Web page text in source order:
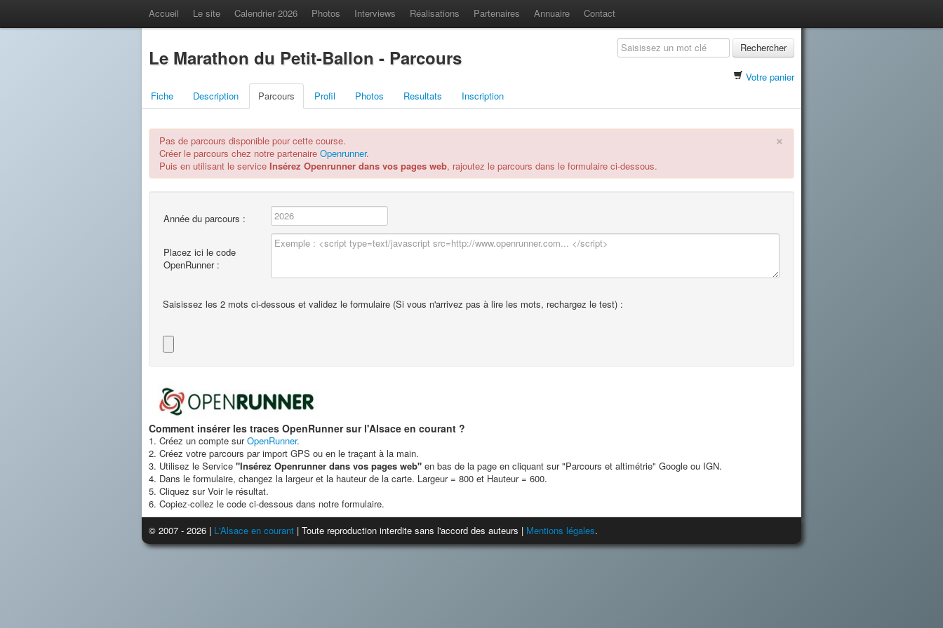
Accueil Le site Calendrier 2026 Photos Interviews Réalisations Partenaires Annuaire Contact
Le Marathon du Petit-Ballon - Parcours Rechercher
Votre panier
Fiche
Description Parcours Profil Photos Resultats Inscription
×
Pas de parcours disponible pour cette course.
Créer le parcours chez notre partenaire Openrunner.
Puis en utilisant le service Insérez Openrunner dans vos pages web, rajoutez le parcours dans le formulaire ci-dessous.
Année du parcours :
Placez ici le code
OpenRunner :
Saisissez les 2 mots ci-dessous et validez le formulaire (Si vous n'arrivez pas à lire les mots, rechargez le test) :
Comment insérer les traces OpenRunner sur l'Alsace en courant ?
1. Créez un compte surOpenRunner.
2. Créez votre parcours par import GPS ou en le traçant à la main.
3. Utilisez le Service "Insérez Openrunner dans vos pages web" en bas de la page en cliquant sur "Parcours et altimétrie" Google ou IGN.
4. Dans le formulaire, changez la largeur et la hauteur de la carte. Largeur = 800 et Hauteur = 600.
5. Cliquez sur Voir le résultat.
6. Copiez-collez le code ci-dessous dans notre formulaire.
© 2007 - 2026 | L'Alsace en courant | Toute reproduction interdite sans l'accord des auteurs | Mentions légales.